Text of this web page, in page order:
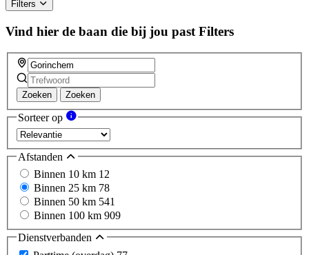
Filters
Vind hier de baan die bij jou past Filters
Zoeken Zoeken
Sorteer op
Afstanden
Binnen 10 km 12
Binnen 25 km 78
Binnen 50 km 541
Binnen 100 km 909
Dienstverbanden